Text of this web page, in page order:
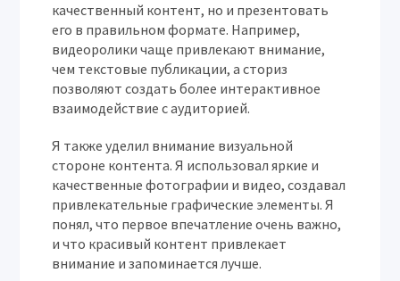
качественный контент, но и презентовать
его в правильном формате. Например,
видеоролики чаще привлекают внимание,
чем текстовые публикации, а сториз
позволяют создать более интерактивное
взаимодействие с аудиторией.
Я также уделил внимание визуальной
стороне контента. Я использовал яркие и
качественные фотографии и видео, создавал
привлекательные графические элементы. Я
понял, что первое впечатление очень важно,
и что красивый контент привлекает
внимание и запоминается лучше.